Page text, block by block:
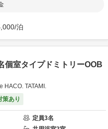
/泊
個室タイプドミトリーOOB
HACO. TATAMI.
策あり
定員3名